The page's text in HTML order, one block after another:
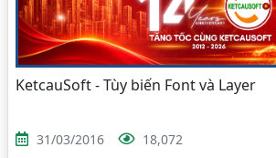
KetcauSoft - Tùy biến Font và Layer
31/03/2016 18,072